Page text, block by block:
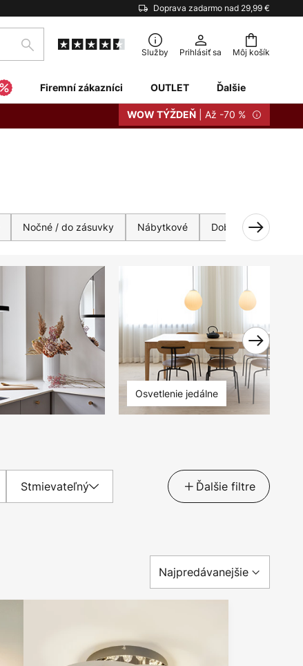
Doprava zadarmo nad 29,99 €
Môj košík
Hľadať Služby Prihlásiť sa
Firemní zákazníci OUTLET Ďalšie
WOW TÝŽDEŇ | Až -70 %
Nočné / do zásuvky Nábytkové Dobíjateľné
Osvetlenie jedálne
Stmievateľný Ďalšie filtre